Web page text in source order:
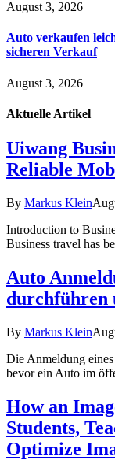
August 3, 2026
Auto verkaufen
sicheren Verkauf
August 3, 2026
Aktuelle Artikel
Uiwang
Reliable
By Markus Klein
Introduction to
Business travel has
Auto
durchführen
By Markus Klein
Die Anmeldung eines
bevor ein Auto im
How an
Students,
Optimize